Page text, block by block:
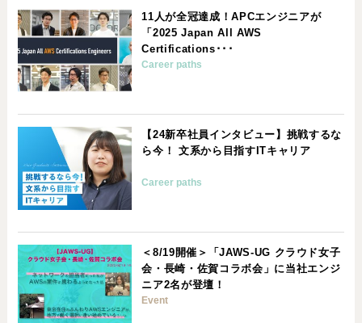
11人が全冠達成！APCエンジニアが
「2025 Japan All AWS
Certifications･･･
Career paths
【24新卒社員インタビュー】挑戦するな
ら今！ 文系から目指すITキャリア
Career paths
＜8/19開催＞「JAWS-UG クラウド女子
会・長崎・佐賀コラボ会」に当社エンジ
ニア2名が登壇！
Event